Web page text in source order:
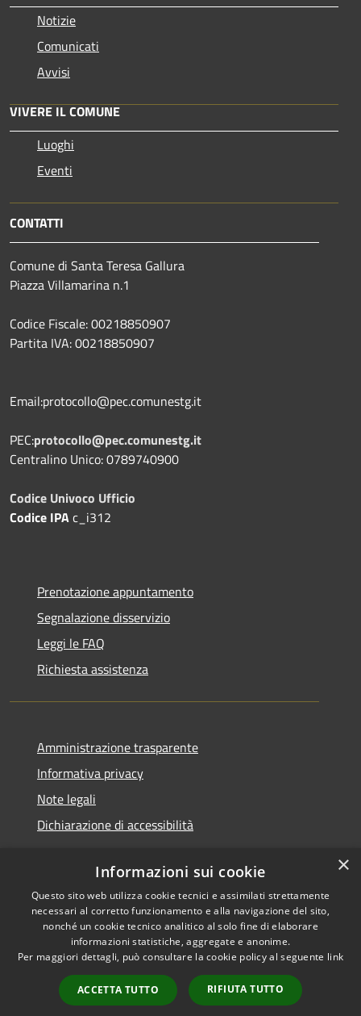
Notizie
Comunicati
Avvisi
VIVERE IL COMUNE
Luoghi
Eventi
CONTATTI
Comune di Santa Teresa Gallura
Piazza Villamarina n.1
Codice Fiscale: 00218850907
Partita IVA: 00218850907
Email:protocollo@pec.comunestg.it
PEC:protocollo@pec.comunestg.it
Centralino Unico: 0789740900
Codice Univoco Ufficio
Codice IPAc_i312
Prenotazione appuntamento
Segnalazione disservizio
Leggi le FAQ
Richiesta assistenza
Amministrazione trasparente
Informativa privacy
Note legali
Dichiarazione di accessibilità
RSS
Accessibilità
Cookie
Mappa del sito
WebMail
Copyright © 2026 • Comune di
Santa Teresa Gallura •
Powered byMunicipium
Accesso redazione
×
Informazioni sui cookie
Questo sito web utilizza cookie tecnici e assimilati strettamente
necessari al corretto funzionamento e alla navigazione del sito,
nonché un cookie tecnico analitico al solo fine di elaborare
informazioni statistiche, aggregate e anonime.
Per maggiori dettagli, può consultare la cookie policy al seguente link
ACCETTA TUTTO RIFIUTA TUTTO